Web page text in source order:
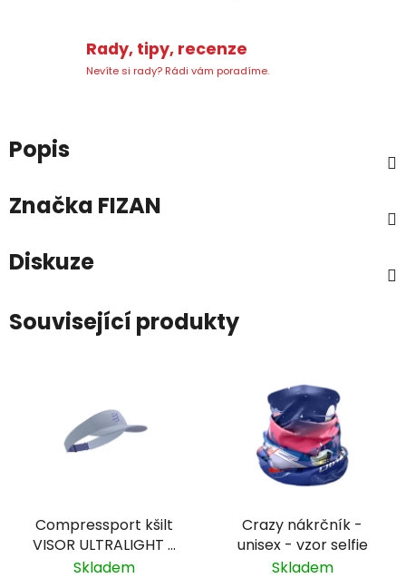
Rady, tipy, recenze
Nevíte si rady? Rádi vám poradíme.
Popis
Značka FIZAN
Diskuze
Související produkty
Compressport kšilt
VISOR ULTRALIGHT -
fialová
Skladem
Crazy nákrčník -
unisex - vzor selfie
Skladem